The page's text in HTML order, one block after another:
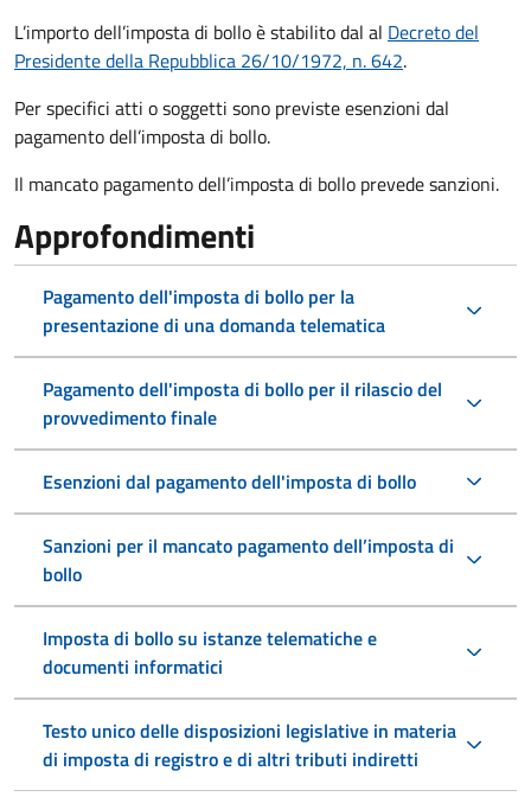
L’importo dell’imposta di bollo è stabilito dal al Decreto del
Presidente della Repubblica 26/10/1972, n. 642.
Per specifici atti o soggetti sono previste esenzioni dal
pagamento dell’imposta di bollo.
Il mancato pagamento dell’imposta di bollo prevede sanzioni.
Approfondimenti
Pagamento dell'imposta di bollo per la
presentazione di una domanda telematica
Pagamento dell'imposta di bollo per il rilascio del
provvedimento finale
Esenzioni dal pagamento dell'imposta di bollo
Sanzioni per il mancato pagamento dell’imposta di
bollo
Imposta di bollo su istanze telematiche e
documenti informatici
Testo unico delle disposizioni legislative in materia
di imposta di registro e di altri tributi indiretti